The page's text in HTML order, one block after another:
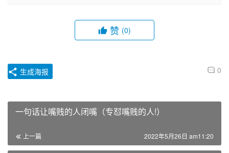
赞 (0)
0
生成海报
一句话让嘴贱的人闭嘴（专怼嘴贱的人!）
上一篇 2022年5月26日 am11:20